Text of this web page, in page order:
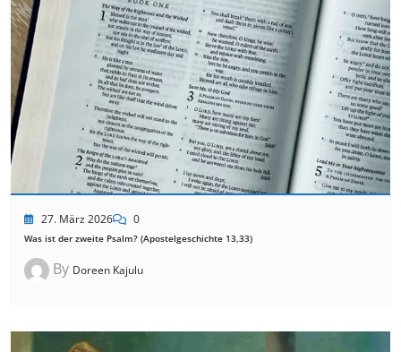
27. März 2026 0
Was ist der zweite Psalm? (Apostelgeschichte 13,33)
By Doreen Kajulu